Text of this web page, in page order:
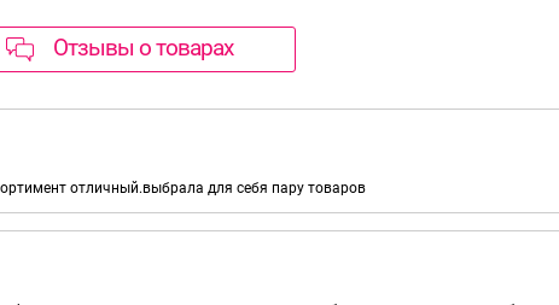
Отзывы о товарах
отличный.выбрала для себя пару товаров